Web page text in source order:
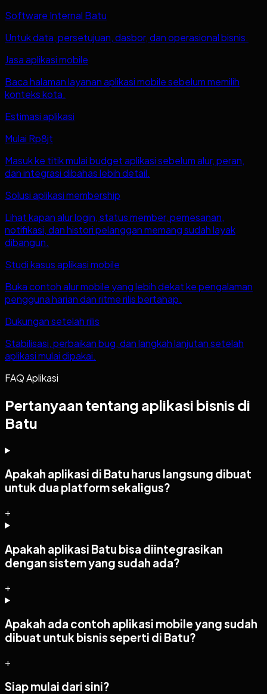
Software Internal Batu
Untuk data, persetujuan, dasbor, dan operasional bisnis.
Jasa aplikasi mobile
Baca halaman layanan aplikasi mobile sebelum memilih
konteks kota.
Estimasi aplikasi
Mulai Rp8jt
Masuk ke titik mulai budget aplikasi sebelum alur, peran,
dan integrasi dibahas lebih detail.
Solusi aplikasi membership
Lihat kapan alur login, status member, pemesanan,
notifikasi, dan histori pelanggan memang sudah layak
dibangun.
Studi kasus aplikasi mobile
Buka contoh alur mobile yang lebih dekat ke pengalaman
pengguna harian dan ritme rilis bertahap.
Dukungan setelah rilis
Stabilisasi, perbaikan bug, dan langkah lanjutan setelah
aplikasi mulai dipakai.
FAQ Aplikasi
Pertanyaan tentang aplikasi bisnis di
Batu
Apakah aplikasi di Batu harus langsung dibuat
untuk dua platform sekaligus?
+
Apakah aplikasi Batu bisa diintegrasikan
dengan sistem yang sudah ada?
+
Apakah ada contoh aplikasi mobile yang sudah
dibuat untuk bisnis seperti di Batu?
+
Siap mulai dari sini?